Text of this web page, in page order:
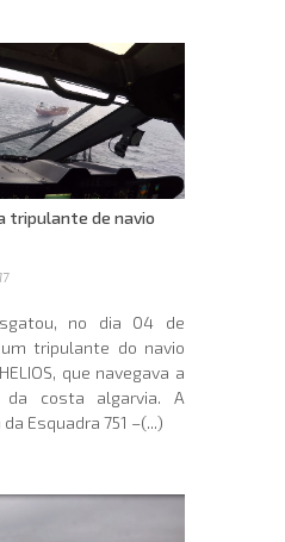
tripulante de navio
no dia 04 de
tripulante do navio
que navegava a
costa algarvia. A
Esquadra 751 –(...)